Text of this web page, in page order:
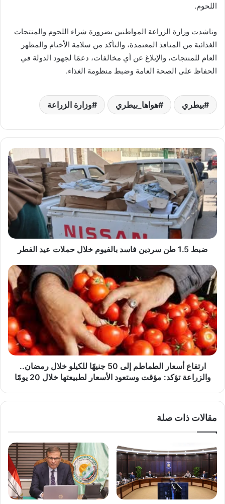
اللحوم.
وناشدت وزارة الزراعة المواطنين بضرورة شراء اللحوم والمنتجات
الغذائية من المنافذ المعتمدة، والتأكد من سلامة الأختام والمظهر
العام للمنتجات، والإبلاغ عن أي مخالفات، دعمًا لجهود الدولة في
الحفاظ على الصحة العامة وضبط منظومة الغذاء.
بيطري هواها_بيطري وزارة الزراعة
ضبط
1.5
طن
سردين
فاسد
بالفيوم
خلال
عيد
الفطرضبط 1.5 طن سردين فاسد بالفيوم خلال حملات عيد الفطر
ارتفاع
أسعار
الطماطم
إلى
50
جنيهًا
للكيلو
خلال
رمضان..
والزراعة
تؤكد:
لطبيعتها
يومًا
ارتفاع أسعار الطماطم إلى 50 جنيهًا للكيلو خلال رمضان..
والزراعة تؤكد: مؤقت وستعود الأسعار لطبيعتها خلال 20 يومًا
مقالات ذات صلة